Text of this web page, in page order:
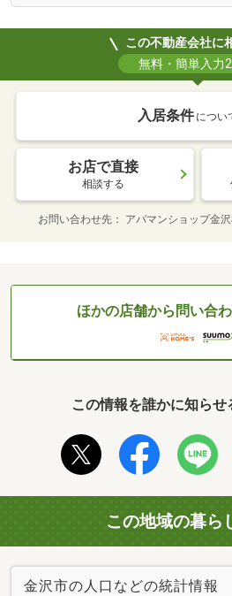
この不動産会社に
無料・簡単入力
入居条件 につい
お店で直接
相談する
お問い合わせ先 アパマンショップ金
ほかの店舗から問い合わ
この情報を誰かに知ら
この地域の暮ら
金沢市の人口などの統計情報